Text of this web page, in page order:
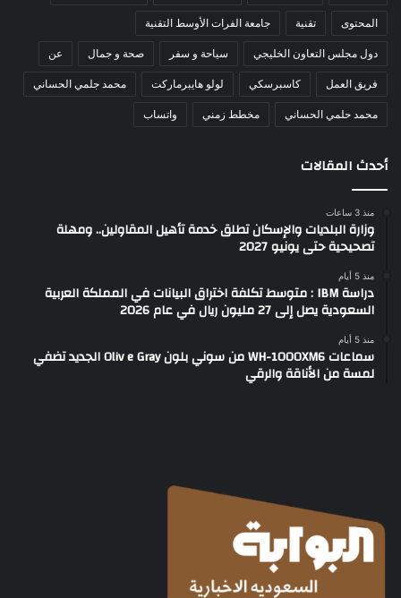
المحتوى تقنية جامعة الفرات الأوسط التقنية
دول مجلس التعاون الخليجي سياحة و سفر صحة و جمال عن
فريق العمل كاسبرسكي لولو هايبرماركت محمد جلمي الحساني
محمد حلمي الحساني مخطط زمني واتساب
أحدث المقالات
منذ 3 ساعات
وزارة البلديات والإسكان تطلق خدمة تأهيل المقاولين.. ومهلة
تصحيحية حتى يونيو 2027
منذ 5 أيام
دراسة IBM : متوسط تكلفة اختراق البيانات في المملكة العربية
السعودية يصل إلى 27 مليون ريال في عام 2026
منذ 5 أيام
سماعات WH-1000XM6 من سوني بلون Oliv e Gray الجديد تضفي
لمسة من الأناقة والرقي